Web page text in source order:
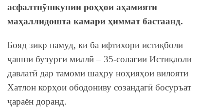
асфалтпӯшкунии роҳҳои аҳамияти
маҳаллидошта камари ҳиммат бастаанд.
Бояд зикр намуд, ки ба ифтихори истиқболи
ҷашни бузурги миллӣ – 35-солагии Истиқлоли
давлатӣ дар тамоми шаҳру ноҳияҳои вилояти
Хатлон корҳои ободониву созандагӣ босуръат
ҷараён доранд.